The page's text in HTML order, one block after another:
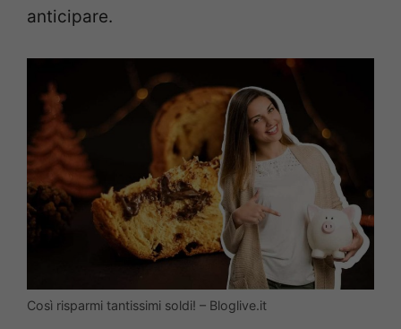
anticipare.
Così risparmi tantissimi soldi! – Bloglive.it